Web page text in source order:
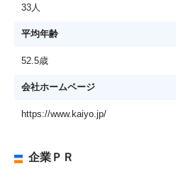
33人
平均年齢
52.5歳
会社ホームページ
https://www.kaiyo.jp/
企業ＰＲ